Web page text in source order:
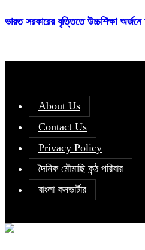
ভারত সরকারের বৃত্তিতে উচ্চশিক্ষা অর্জনে
About Us
Contact Us
Privacy Policy
দৈনিক মৌমাছি কন্ঠ পরিবার
বাংলা কনভার্টার